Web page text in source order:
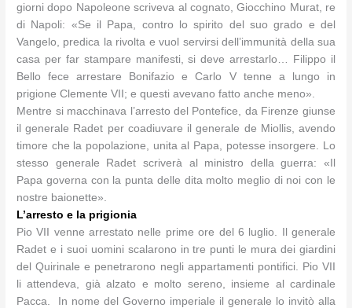
giorni dopo Napoleone scriveva al cognato, Giocchino Murat, re
di Napoli: «Se il Papa, contro lo spirito del suo grado e del
Vangelo, predica la rivolta e vuol servirsi dell’immunità della sua
casa per far stampare manifesti, si deve arrestarlo… Filippo il
Bello fece arrestare Bonifazio e Carlo V tenne a lungo in
prigione Clemente VII; e questi avevano fatto anche meno».
Mentre si macchinava l’arresto del Pontefice, da Firenze giunse
il generale Radet per coadiuvare il generale de Miollis, avendo
timore che la popolazione, unita al Papa, potesse insorgere. Lo
stesso generale Radet scriverà al ministro della guerra: «Il
Papa governa con la punta delle dita molto meglio di noi con le
nostre baionette».
L’arresto e la prigionia
Pio VII venne arrestato nelle prime ore del 6 luglio. Il generale
Radet e i suoi uomini scalarono in tre punti le mura dei giardini
del Quirinale e penetrarono negli appartamenti pontifici. Pio VII
li attendeva, già alzato e molto sereno, insieme al cardinale
Pacca. In nome del Governo imperiale il generale lo invitò alla